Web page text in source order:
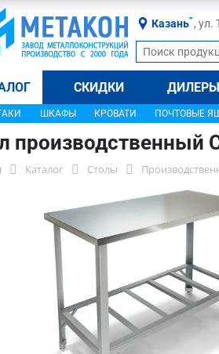
Казань , ул.
СКИДКИ ДИЛЕРЫ
ШКАФЫ КРОВАТИ ПОЧТОВЫЕ
производственный
Каталог Столы